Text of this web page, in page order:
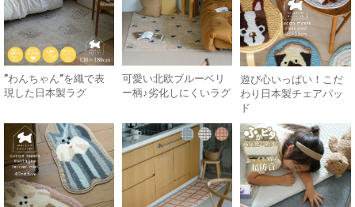
”わんちゃん”を織で表
現した日本製ラグ
可愛い北欧ブルーベリ
ー柄♪劣化しにくいラグ
遊び心いっぱい！こだ
わり日本製チェアパッ
ド